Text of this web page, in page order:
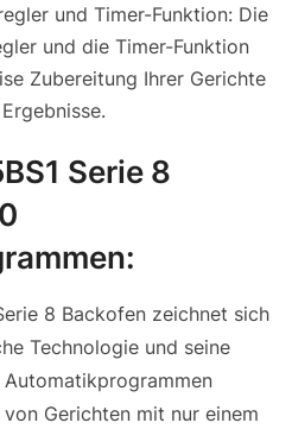
und Timer-Funktion: Die
und die Timer-Funktion
Zubereitung Ihrer Gerichte
Serie 8
8 Backofen zeichnet sich
Technologie und seine
Gerichten mit nur einem